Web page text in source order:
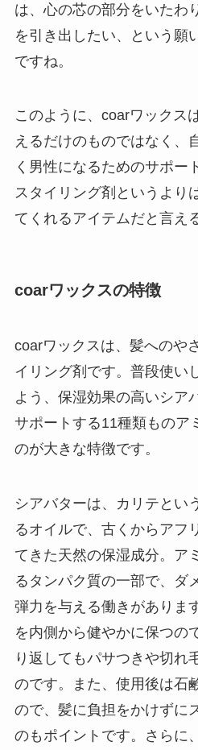
は、心の芯の部分をいたわ
を引き出したい、という願
ですね。
このように、coarワックス
えるだけのものではなく、
く男性になるためのサポー
スタイリング剤というより
てくれるアイテムだと言え
coarワックスの特徴
coarワックスは、髪へのや
イリング剤です。普段使い
よう、保湿効果の高いシア
サポートする11種類ものア
のが大きな特徴です。
シアバターは、カリテとい
るオイルで、古くからアフ
てきた天然の保湿成分。ア
るタンパク質の一部で、ダ
弾力を与える働きがありま
を内側から健やかに保つの
り返してもパサつきや切れ
のです。また、使用後は石
ので、髪に負担をかけずに
のもポイントです。さらに